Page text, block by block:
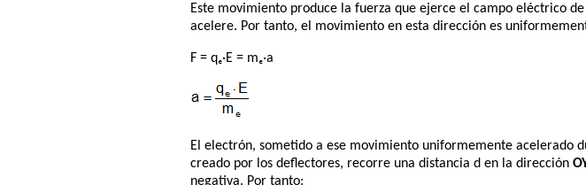
Este movimiento produce la fuerza que ejerce el campo eléctrico
acelere. Por tanto, el movimiento en esta dirección es
F = qₑ·E = mₑ·a
El electrón, sometido a ese movimiento uniformemente acelerado
creado por los deflectores, recorre una distancia d en la dirección
negativa. Por tanto: